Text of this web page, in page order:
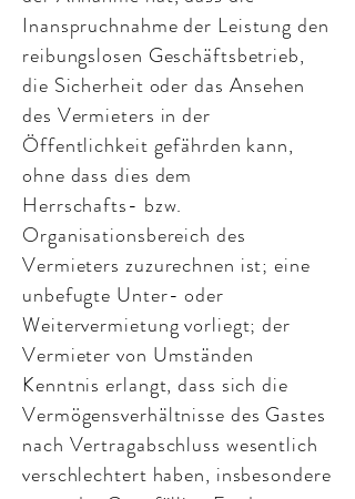
Inanspruchnahme der Leistung den
reibungslosen Geschäftsbetrieb,
die Sicherheit oder das Ansehen
des Vermieters in der
Öffentlichkeit gefährden kann,
ohne dass dies dem
Herrschafts- bzw.
Organisationsbereich des
Vermieters zuzurechnen ist; eine
unbefugte Unter- oder
Weitervermietung vorliegt; der
Vermieter von Umständen
Kenntnis erlangt, dass sich die
Vermögensverhältnisse des Gastes
nach Vertragabschluss wesentlich
verschlechtert haben, insbesondere